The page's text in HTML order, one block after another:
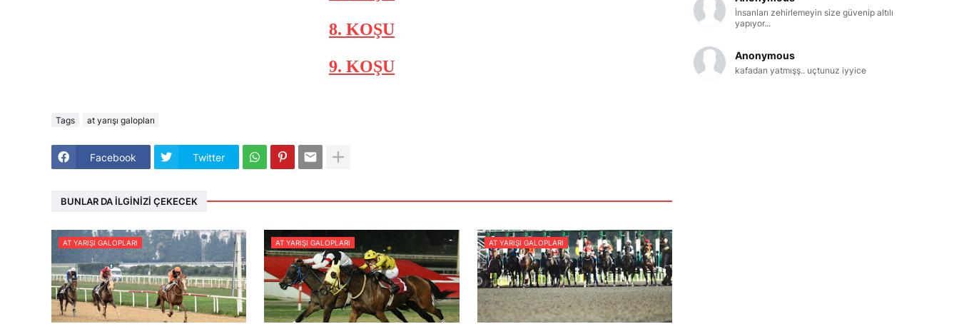
8. KOŞU
9. KOŞU
Tags at yarışı galopları
Facebook Twitter
BUNLAR DA İLGINIZI ÇEKECEK
AT YARIŞI GALOPLARI AT YARIŞI GALOPLARI AT YARIŞI GALOPLARI
İnsanları zehirlemeyin size güvenip altılı
yapıyor...
Anonymous
kafadan yatmışş.. uçtunuz iyyice